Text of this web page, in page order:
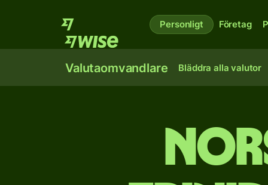
Personligt Företag
Valutaomvandlare Bläddra alla valutor